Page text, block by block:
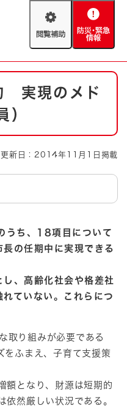
閲
助
防
緊
情
救急・消防
AED設置箇所
実現のメド
）
更新日：2014年11月1日掲載
うち、18項目について
の任期中に実現できる
、高齢化社会や格差社
ていない。これらにつ
取り組みが必要である
をふまえ、子育て支援策
額となり、財源は短期的
依然厳しい状況である。